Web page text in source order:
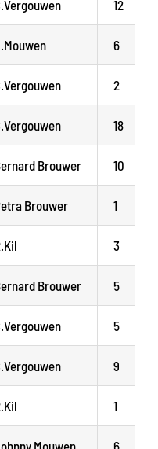
12
6
2
18
Brouwer 10
Brouwer 1
3
Brouwer 5
5
9
1